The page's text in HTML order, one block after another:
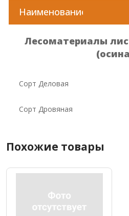
Наименование
Лесоматериалы
Сорт Деловая
Сорт Дровяная
Похожие товары